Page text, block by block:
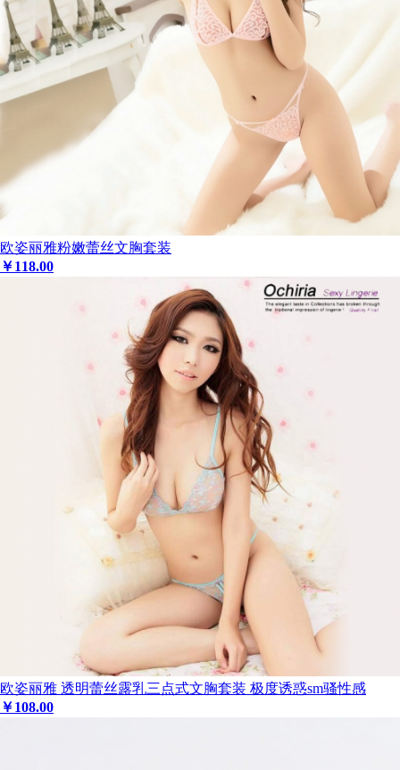
欧姿丽雅粉嫩蕾丝文胸套装
￥118.00
欧姿丽雅 透明蕾丝露乳三点式文胸套装 极度诱惑sm骚性感
￥108.00